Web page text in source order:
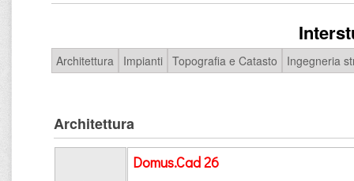
Architettura Impianti Topografia e Catasto Ingegneria
Architettura
Domus.Cad 26